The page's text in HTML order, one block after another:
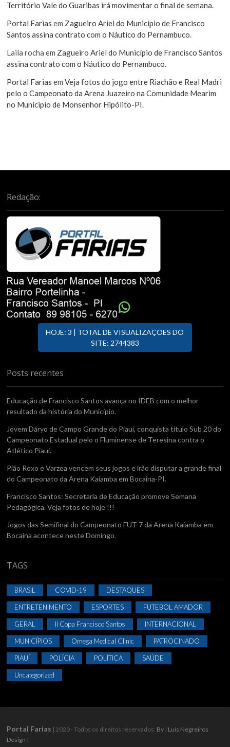
Território Vale do Guaribas irá movimentar o final de semana.
Portal Farias em Zagueiro Ariel do Município de Francisco
Santos assina contrato com o Náutico do Pernambuco.
Laila rocha em Zagueiro Ariel do Município de Francisco Santos
assina contrato com o Náutico do Pernambuco.
Portal Farias emVeja fotos do jogo entre Riachão e Real Madri
pelo o Campeonato da Arena Juazeiro na Comunidade Mearim
no Municipio de Monsenhor Hipólito-PI.
Redação:
HOJE: 3 | TOTAL DE VISUALIZAÇÕES DO
SITE: 2744383
Posts recentes
Educação de Francisco Santos avança no IDEB com o melhor
resultado da história do Município.
Jovem Dáryo de Campo Grande do Piauí, conquista titulo Sub 20 do
Campeonato Estadual pelo o Fluminense de Teresina contra o
Atlético Piaui.
Pião Roxo e Varzea vencem seus jogos e irão disputar a grande final
do Campeonato da Arena Kaiamba em Bocaina-PI.
Francisco Santos: Secretaria de Educação promove Semana
Pedagógica. Veja fotos de hoje !!!
Jogos das Semifinal do Campeonato FUT 7 da Arena Kaiamba em
Bocaina acontece neste Domingo.
TAGS
BRASIL COVID-19 DESTAQUES
ENTRETENIMENTO ESPORTES FUTEBOL AMADOR
GERAL II Copa Francisco Santos INTERNACIONAL
MUNICÍPIOS Omega Medical Clinic PATROCINADO
PIAUÍ POLÍCIA POLÍTICA SAÚDE
Uncategorized
Portal Farias | 2020 - Todos os direitos reservados: By | Luis Negreiros
Design |